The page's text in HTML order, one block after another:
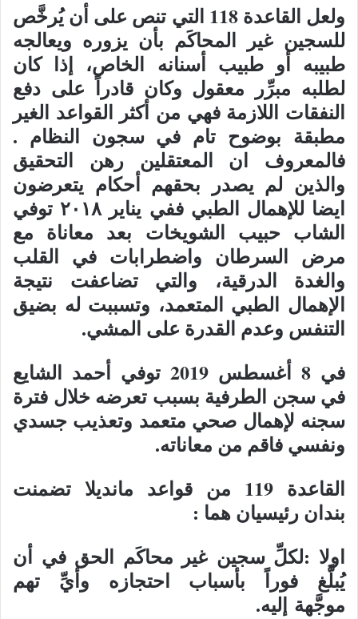
ولعل القاعدة 118 التي تنص على أن يُرخَّص
للسجين غير المحاكَم بأن يزوره ويعالجه
طبيبه أو طبيب أسنانه الخاص، إذا كان
لطلبه مبرِّر معقول وكان قادراً على دفع
النفقات اللازمة فهي من أكثر القواعد الغير
مطبقة بوضوح تام في سجون النظام .
فالمعروف ان المعتقلين رهن التحقيق
والذين لم يصدر بحقهم أحكام يتعرضون
ايضا للإهمال الطبي ففي يناير ٢٠١٨ توفي
الشاب حبيب الشويخات بعد معاناة مع
مرض السرطان واضطرابات في القلب
والغدة الدرقية، والتي تضاعفت نتيجة
الإهمال الطبي المتعمد، وتسببت له بضيق
التنفس وعدم القدرة على المشي.
في 8 أغسطس 2019 توفي أحمد الشايع
في سجن الطرفية بسبب تعرضه خلال فترة
سجنه لإهمال صحي متعمد وتعذيب جسدي
ونفسي فاقم من معاناته.
القاعدة 119 من قواعد مانديلا تضمنت
بندان رئيسيان هما :
اولا :لكلِّ سجين غير محاكَم الحق في أن
يُبلَّغ فوراً بأسباب احتجازه وأيِّ تهم
موجَّهة إليه.